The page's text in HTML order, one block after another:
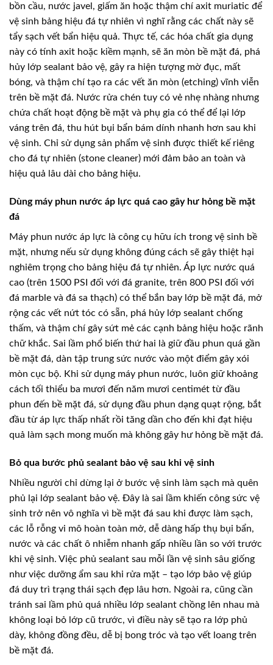
bồn cầu, nước javel, giấm ăn hoặc thậm chí axit muriatic để
vệ sinh bảng hiệu đá tự nhiên vì nghĩ rằng các chất này sẽ
tẩy sạch vết bẩn hiệu quả. Thực tế, các hóa chất gia dụng
này có tính axit hoặc kiềm mạnh, sẽ ăn mòn bề mặt đá, phá
hủy lớp sealant bảo vệ, gây ra hiện tượng mờ đục, mất
bóng, và thậm chí tạo ra các vết ăn mòn (etching) vĩnh viễn
trên bề mặt đá. Nước rửa chén tuy có vẻ nhẹ nhàng nhưng
chứa chất hoạt động bề mặt và phụ gia có thể để lại lớp
váng trên đá, thu hút bụi bẩn bám dính nhanh hơn sau khi
vệ sinh. Chỉ sử dụng sản phẩm vệ sinh được thiết kế riêng
cho đá tự nhiên (stone cleaner) mới đảm bảo an toàn và
hiệu quả lâu dài cho bảng hiệu.
Dùng máy phun nước áp lực quá cao gây hư hỏng bề mặt
đá
Máy phun nước áp lực là công cụ hữu ích trong vệ sinh bề
mặt, nhưng nếu sử dụng không đúng cách sẽ gây thiệt hại
nghiêm trọng cho bảng hiệu đá tự nhiên. Áp lực nước quá
cao (trên 1500 PSI đối với đá granite, trên 800 PSI đối với
đá marble và đá sa thạch) có thể bắn bay lớp bề mặt đá, mở
rộng các vết nứt tóc có sẵn, phá hủy lớp sealant chống
thấm, và thậm chí gây sứt mẻ các cạnh bảng hiệu hoặc rãnh
chữ khắc. Sai lầm phổ biến thứ hai là giữ đầu phun quá gần
bề mặt đá, dàn tập trung sức nước vào một điểm gây xói
mòn cục bộ. Khi sử dụng máy phun nước, luôn giữ khoảng
cách tối thiểu ba mươi đến năm mươi centimét từ đầu
phun đến bề mặt đá, sử dụng đầu phun dạng quạt rộng, bắt
đầu từ áp lực thấp nhất rồi tăng dần cho đến khi đạt hiệu
quả làm sạch mong muốn mà không gây hư hỏng bề mặt đá.
Bỏ qua bước phủ sealant bảo vệ sau khi vệ sinh
Nhiều người chỉ dừng lại ở bước vệ sinh làm sạch mà quên
phủ lại lớp sealant bảo vệ. Đây là sai lầm khiến công sức vệ
sinh trở nên vô nghĩa vì bề mặt đá sau khi được làm sạch,
các lỗ rỗng vi mô hoàn toàn mở, dễ dàng hấp thụ bụi bẩn,
nước và các chất ô nhiễm nhanh gấp nhiều lần so với trước
khi vệ sinh. Việc phủ sealant sau mỗi lần vệ sinh sâu giống
như việc dưỡng ẩm sau khi rửa mặt – tạo lớp bảo vệ giúp
đá duy trì trạng thái sạch đẹp lâu hơn. Ngoài ra, cũng cần
tránh sai lầm phủ quá nhiều lớp sealant chồng lên nhau mà
không loại bỏ lớp cũ trước, vì điều này sẽ tạo ra lớp phủ
dày, không đồng đều, dễ bị bong tróc và tạo vết loang trên
bề mặt đá.